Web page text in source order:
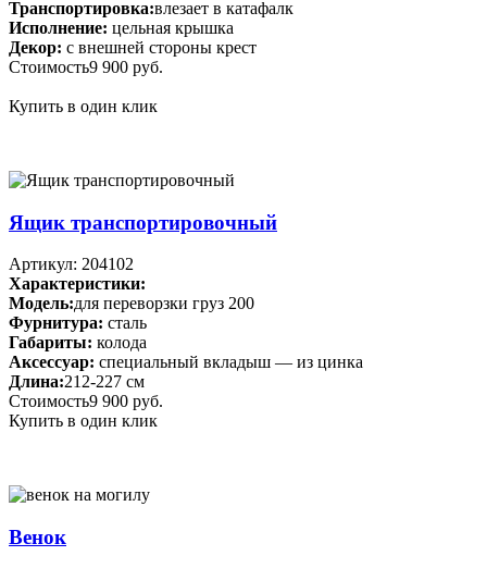
Транспортировка:влезает в катафалк
Исполнение: цельная крышка
Декор: с внешней стороны крест
Стоимость9 900 руб.
Купить в один клик
Ящик транспортировочный
Артикул: 204102
Характеристики:
Модель:для переворзки груз 200
Фурнитура: сталь
Габариты: колода
Аксессуар: специальный вкладыш — из цинка
Длина:212-227 см
Стоимость9 900 руб.
Купить в один клик
Венок